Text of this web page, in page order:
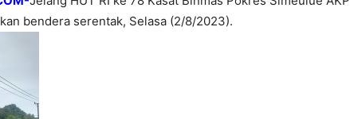
bendera serentak, Selasa (2/8/2023).